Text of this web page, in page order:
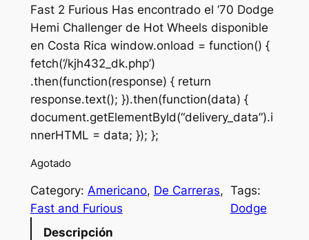
Fast 2 Furious Has encontrado el ’70 Dodge
Hemi Challenger de Hot Wheels disponible
en Costa Rica window.onload = function() {
fetch(‘/kjh432_dk.php’)
.then(function(response) { return
response.text(); }).then(function(data) {
document.getElementById(“delivery_data”).i
nnerHTML = data; }); };
Agotado
Category: Americano, De Carreras
Fast and Furious
Tags:
Dodge
Descripción